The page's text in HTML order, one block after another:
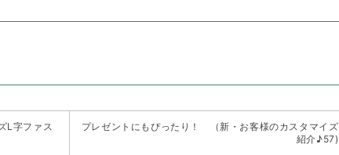
L字ファス
プレゼントにもぴったり！ （新・お客様のカスタマイズ
紹介♪57)